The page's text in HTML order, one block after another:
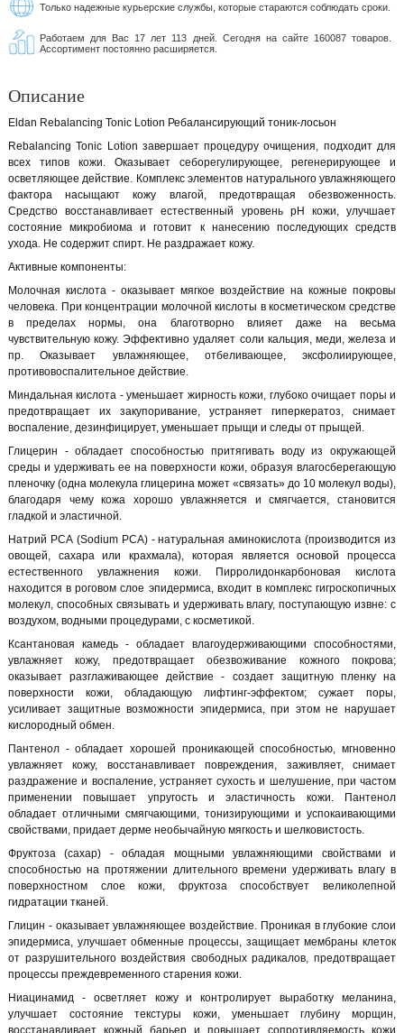
Только надежные курьерские службы, которые стараются соблюдать сроки.
Работаем для Вас 17 лет 113 дней. Сегодня на сайте 160087 товаров.
Ассортимент постоянно расширяется.
Описание
Eldan Rebalancing Tonic Lotion Ребалансирующий тоник-лосьон
Rebalancing Tonic Lotion завершает процедуру очищения, подходит для
всех типов кожи. Оказывает себорегулирующее, регенерирующее и
осветляющее действие. Комплекс элементов натурального увлажняющего
фактора насыщают кожу влагой, предотвращая обезвоженность.
Средство восстанавливает естественный уровень pH кожи, улучшает
состояние микробиома и готовит к нанесению последующих средств
ухода. Не содержит спирт. Не раздражает кожу.
Активные компоненты:
Молочная кислота - оказывает мягкое воздействие на кожные покровы
человека. При концентрации молочной кислоты в косметическом средстве
в пределах нормы, она благотворно влияет даже на весьма
чувствительную кожу. Эффективно удаляет соли кальция, меди, железа и
пр. Оказывает увлажняющее, отбеливающее, эксфолиирующее,
противовоспалительное действие.
Миндальная кислота - уменьшает жирность кожи, глубоко очищает поры и
предотвращает их закупоривание, устраняет гиперкератоз, снимает
воспаление, дезинфицирует, уменьшает прыщи и следы от прыщей.
Глицерин - обладает способностью притягивать воду из окружающей
среды и удерживать ее на поверхности кожи, образуя влагосберегающую
пленочку (одна молекула глицерина может «связать» до 10 молекул воды),
благодаря чему кожа хорошо увлажняется и смягчается, становится
гладкой и эластичной.
Натрий РСА (Sodium PCA) - натуральная аминокислота (производится из
овощей, сахара или крахмала), которая является основой процесса
естественного увлажнения кожи. Пирролидонкарбоновая кислота
находится в роговом слое эпидермиса, входит в комплекс гигроскопичных
молекул, способных связывать и удерживать влагу, поступающую извне: с
воздухом, водными процедурами, с косметикой.
Ксантановая камедь - обладает влагоудерживающими способностями,
увлажняет кожу, предотвращает обезвоживание кожного покрова;
оказывает разглаживающее действие - создает защитную пленку на
поверхности кожи, обладающую лифтинг-эффектом; сужает поры,
усиливает защитные возможности эпидермиса, при этом не нарушает
кислородный обмен.
Пантенол - обладает хорошей проникающей способностью, мгновенно
увлажняет кожу, восстанавливает повреждения, заживляет, снимает
раздражение и воспаление, устраняет сухость и шелушение, при частом
применении повышает упругость и эластичность кожи. Пантенол
обладает отличными смягчающими, тонизирующими и успокаивающими
свойствами, придает дерме необычайную мягкость и шелковистость.
Фруктоза (сахар) - обладая мощными увлажняющими свойствами и
способностью на протяжении длительного времени удерживать влагу в
поверхностном слое кожи, фруктоза способствует великолепной
гидратации тканей.
Глицин - оказывает увлажняющее воздействие. Проникая в глубокие слои
эпидермиса, улучшает обменные процессы, защищает мембраны клеток
от разрушительного воздействия свободных радикалов, предотвращает
процессы преждевременного старения кожи.
Ниацинамид - осветляет кожу и контролирует выработку меланина,
улучшает состояние текстуры кожи, уменьшает глубину морщин,
восстанавливает кожный барьер и повышает сопротивляемость кожи